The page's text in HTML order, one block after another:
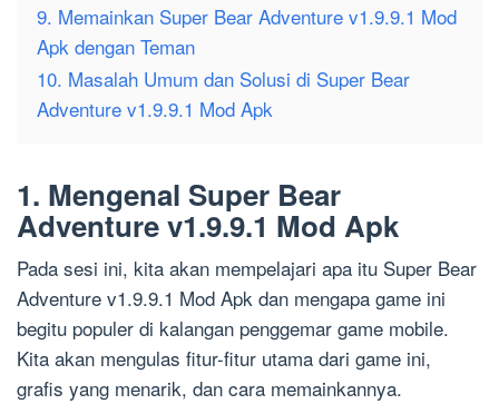
9. Memainkan Super Bear Adventure v1.9.9.1 Mod
Apk dengan Teman
10. Masalah Umum dan Solusi di Super Bear
Adventure v1.9.9.1 Mod Apk
1. Mengenal Super Bear
Adventure v1.9.9.1 Mod Apk
Pada sesi ini, kita akan mempelajari apa itu Super Bear
Adventure v1.9.9.1 Mod Apk dan mengapa game ini
begitu populer di kalangan penggemar game mobile.
Kita akan mengulas fitur-fitur utama dari game ini,
grafis yang menarik, dan cara memainkannya.